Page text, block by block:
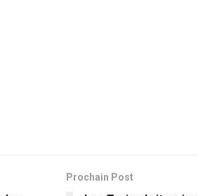
Prochain Post